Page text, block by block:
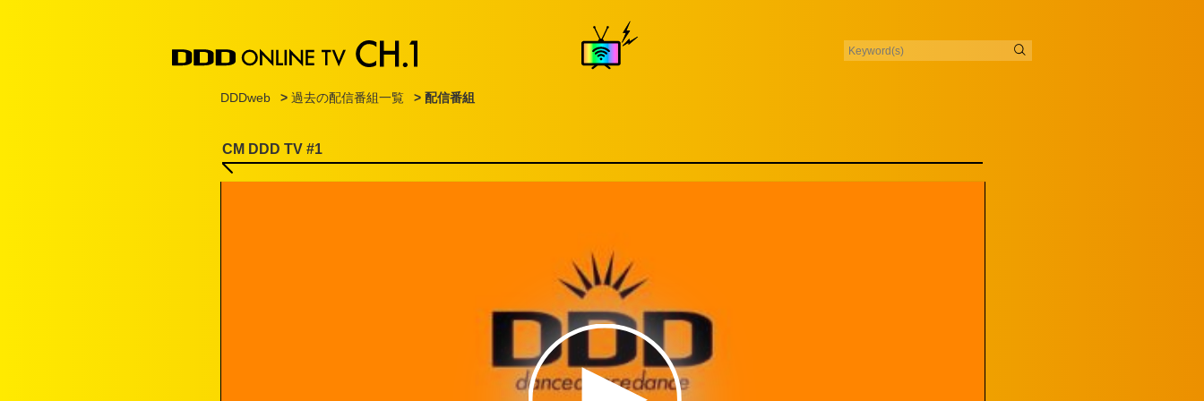
DDDweb > 過去の配信番組一覧 > 配信番組
CM DDD TV #1